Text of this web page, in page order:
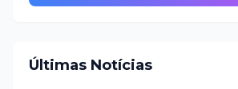
Últimas Notícias